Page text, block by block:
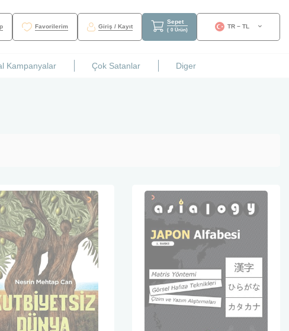
Favorilerim Giriş / Kayıt
Sepet
( 0 Ürün)
TR − TL
Kampanyalar Çok Satanlar Diger